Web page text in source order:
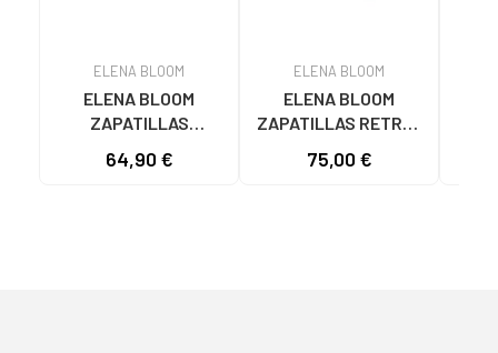
ELENA BLOOM
ELENA BLOOM
ZAPATILLAS
BEIGE
64,90 €
ELENA BLOOM
ELENA BLOOM
ZAPATILLAS RETRO-
MULTIMATERIAL ROJO
75,00 €